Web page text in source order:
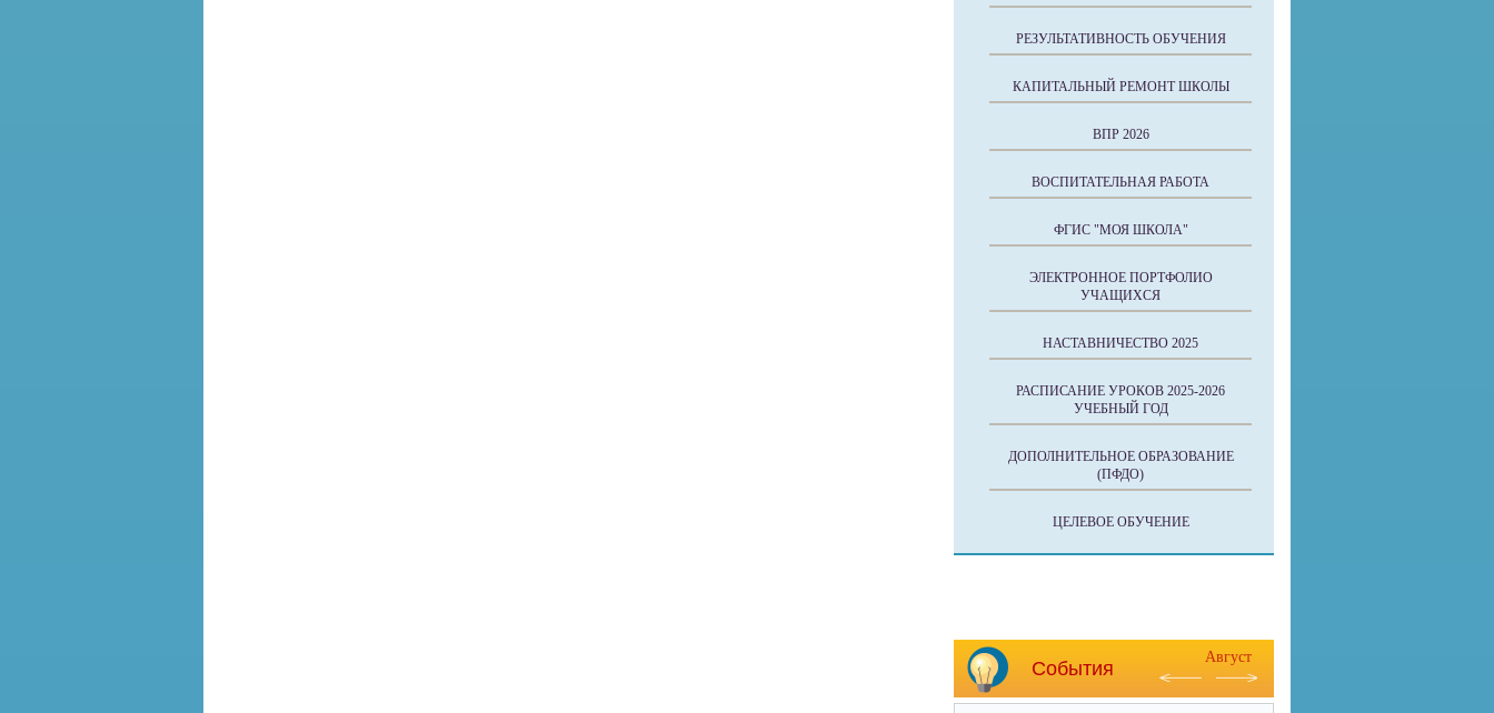
РЕЗУЛЬТАТИВНОСТЬ ОБУЧЕНИЯ
КАПИТАЛЬНЫЙ РЕМОНТ ШКОЛЫ
ВПР 2026
ВОСПИТАТЕЛЬНАЯ РАБОТА
ФГИС "МОЯ ШКОЛА"
ЭЛЕКТРОННОЕ ПОРТФОЛИО
УЧАЩИХСЯ
НАСТАВНИЧЕСТВО 2025
РАСПИСАНИЕ УРОКОВ 2025-2026
УЧЕБНЫЙ ГОД
ДОПОЛНИТЕЛЬНОЕ ОБРАЗОВАНИЕ
(ПФДО)
ЦЕЛЕВОЕ ОБУЧЕНИЕ
События
Август